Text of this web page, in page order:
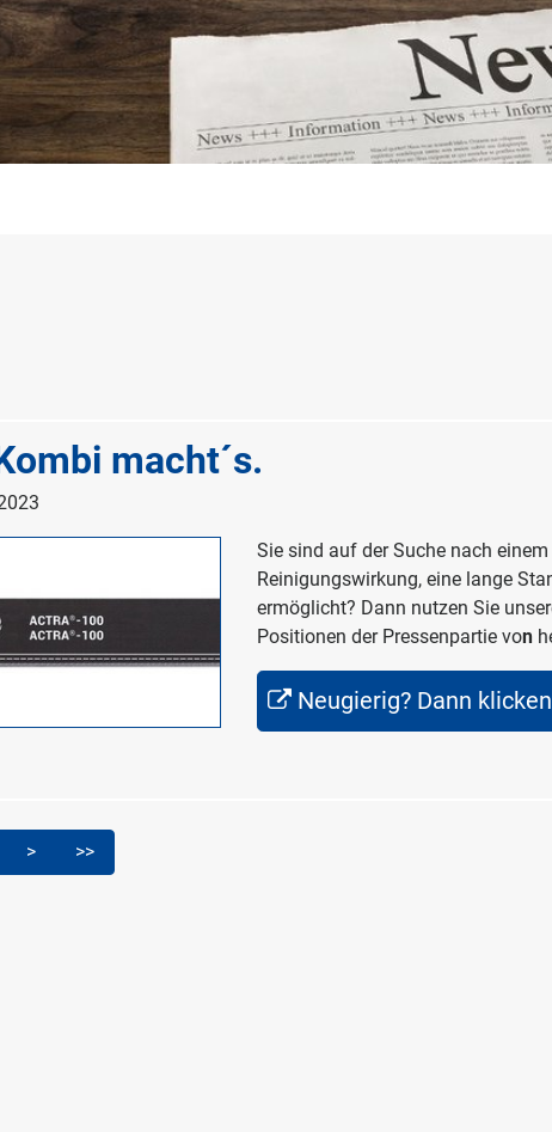
macht´s.
Sie sind auf der Suche nach
Reinigungswirkung, eine lange
ermöglicht? Dann nutzen Sie
Positionen der Pressenpartie von
Neugierig? Dann
> >>